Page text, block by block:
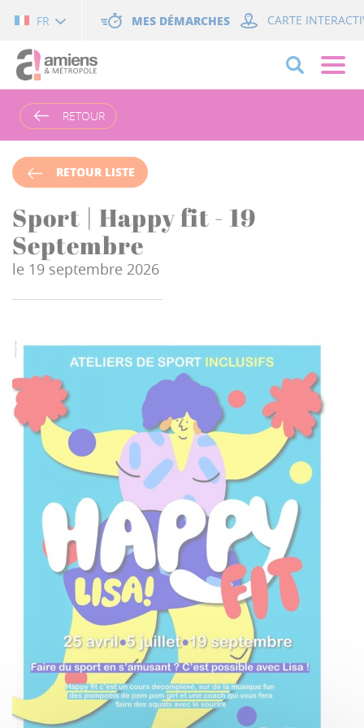
FR MES DÉMARCHES CARTE
RETOUR
RETOUR LISTE
Sport | Happy fit - 19
Septembre
le 19 septembre 2026